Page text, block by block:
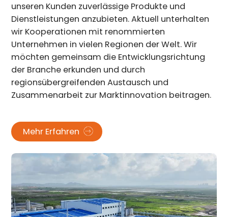
unseren Kunden zuverlässige Produkte und
Dienstleistungen anzubieten. Aktuell unterhalten
wir Kooperationen mit renommierten
Unternehmen in vielen Regionen der Welt. Wir
möchten gemeinsam die Entwicklungsrichtung
der Branche erkunden und durch
regionsübergreifenden Austausch und
Zusammenarbeit zur Marktinnovation beitragen.
Mehr Erfahren